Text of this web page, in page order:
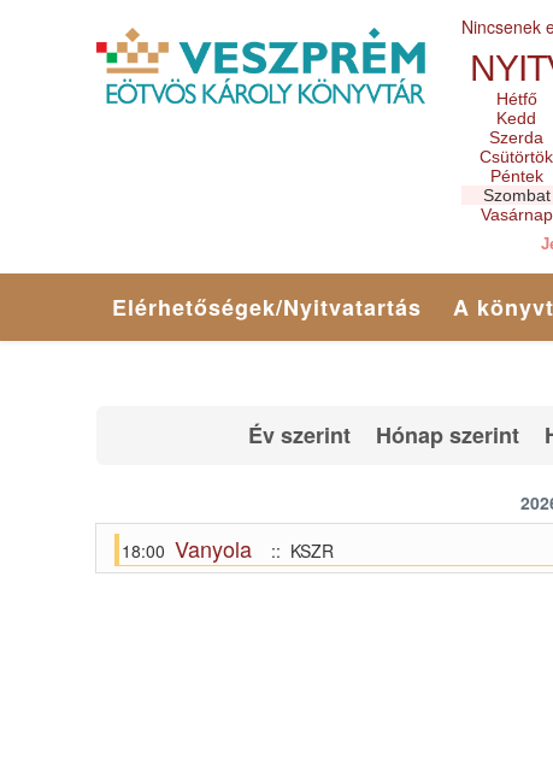
Nincsenek
Hétfő
Kedd
Szerda
Csütörtök
Péntek
Szombat
Vasárnap
Elérhetőségek/Nyitvatartás A
Év szerint Hónap szerint
18:00 Vanyola :: KSZR